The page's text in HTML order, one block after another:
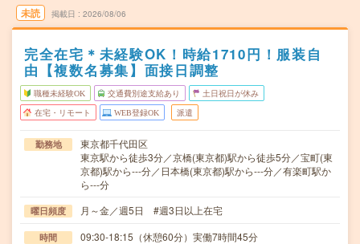
未読 掲載日 2026/08/06
完全在宅＊未経験OK！時給1710円！服装自
由【複数名募集】面接日調整
職種未経験OK 交通費別途支給あり 土日祝日が休み
在宅・リモート WEB登録OK 派遣
勤務地
東京都千代田区
東京駅から徒歩3分／京橋(東京都)駅から徒歩5分／宝町(東
京都)駅から---分／日本橋(東京都)駅から---分／有楽町駅か
ら---分
曜日頻度 月～金／週5日 #週3日以上在宅
時間 09:30-18:15（休憩60分）実働7時間45分